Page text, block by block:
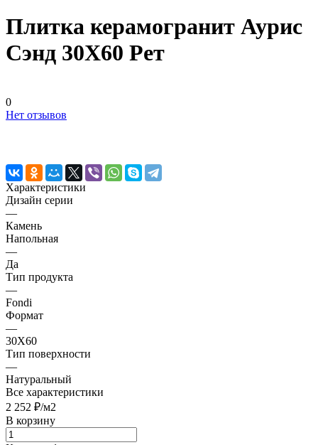
Плитка керамогранит Аурис
Сэнд 30X60 Рет
0
Нет отзывов
Характеристики
Дизайн серии
—
Камень
Напольная
—
Да
Тип продукта
—
Fondi
Формат
—
30X60
Тип поверхности
—
Натуральный
Все характеристики
2 252 ₽/м2
В корзину